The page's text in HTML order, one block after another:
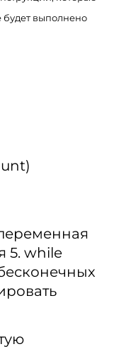
будет выполнено
5. while